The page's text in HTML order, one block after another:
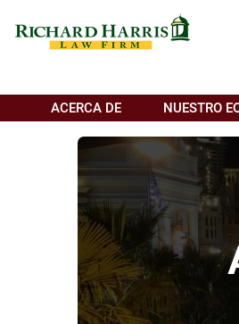
ACERCA DE NUESTRO